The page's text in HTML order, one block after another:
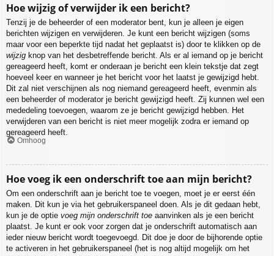
Hoe wijzig of verwijder ik een bericht?
Tenzij je de beheerder of een moderator bent, kun je alleen je eigen
berichten wijzigen en verwijderen. Je kunt een bericht wijzigen (soms
maar voor een beperkte tijd nadat het geplaatst is) door te klikken op de
wijzig knop van het desbetreffende bericht. Als er al iemand op je bericht
gereageerd heeft, komt er onderaan je bericht een klein tekstje dat zegt
hoeveel keer en wanneer je het bericht voor het laatst je gewijzigd hebt.
Dit zal niet verschijnen als nog niemand gereageerd heeft, evenmin als
een beheerder of moderator je bericht gewijzigd heeft. Zij kunnen wel een
mededeling toevoegen, waarom ze je bericht gewijzigd hebben. Het
verwijderen van een bericht is niet meer mogelijk zodra er iemand op
gereageerd heeft.
Omhoog
Hoe voeg ik een onderschrift toe aan mijn bericht?
Om een onderschrift aan je bericht toe te voegen, moet je er eerst één
maken. Dit kun je via het gebruikerspaneel doen. Als je dit gedaan hebt,
kun je de optie voeg mijn onderschrift toe aanvinken als je een bericht
plaatst. Je kunt er ook voor zorgen dat je onderschrift automatisch aan
ieder nieuw bericht wordt toegevoegd. Dit doe je door de bijhorende optie
te activeren in het gebruikerspaneel (het is nog altijd mogelijk om het